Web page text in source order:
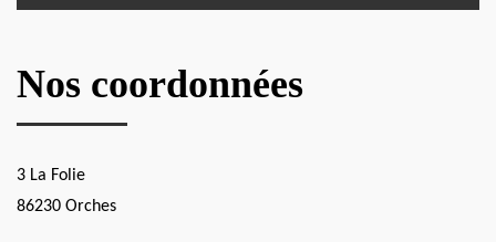
Nos coordonnées
3 La Folie
86230 Orches